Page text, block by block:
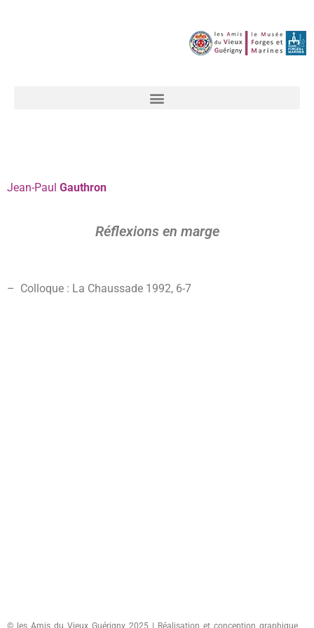
Jean-Paul Gauthron
Réflexions en marge
– Colloque : La Chaussade 1992, 6-7
© les Amis du Vieux Guérigny 2025 | Réalisation et conception graphique